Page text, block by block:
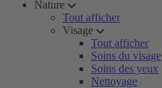
Nature
Tout afficher
Visage
Tout afficher
Soins du visage
Soins des yeux
Nettoyage